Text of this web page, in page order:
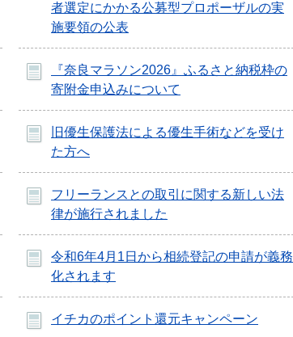
者選定にかかる公募型プロポーザルの実
施要領の公表
『奈良マラソン2026』ふるさと納税枠の
寄附金申込みについて
旧優生保護法による優生手術などを受け
た方へ
フリーランスとの取引に関する新しい法
律が施行されました
令和6年4月1日から相続登記の申請が義務
化されます
イチカのポイント還元キャンペーン